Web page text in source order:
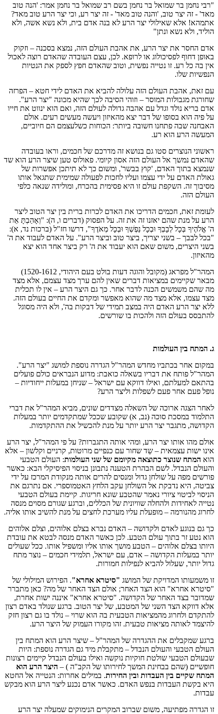
"רבי נחמן בר שמואל בר נחמן בשם רב שמואל בר נחמן אמר: 'הנה טוב
מאד' - זה יצר טוב, 'והנה טוב מאד' - זה יצר רע, וכי יצר הרע טוב מאד?
אתמהא! אלא שאילולי יצר הרע לא בנה אדם בית, ולא נשא אשה, ולא
הוליד, ולא נשא ונתן"
אדם החסר את יצר הרע, את אהבת העולם הזה, נמצא בסכנה – וזקוק
באופן דחוף לפסיכולוג או לרופא. לכן, עצם העובדה שהאדם רוצה לאכול
אין בה כל רע. זו נטייה נפשית, וטוב שהאדם חפץ לספק את הנטיות
הנפשיות שלו.
עם זאת, אהבת העולם הזה עלולה להביא את האדם לידי חטא – הפרזה
שחורגת מגבולות המוסר – וזוהי הסיבה לכך שהיא מכונה "יצר הרע".
אדם בריא נולד וגדל עם אהבה גדולה לעולם הזה, ואם הוא ינווט את חייו
על פיה הוא בסופו של דבר יצא מהאיזון ויעשה מעשים רעים. אולם
האבחנה שבה פתחנו חשובה ביותר: הכוחות כשלעצמם הם חיוביים,
המעשה הרע הוא רע.
ראשוני הנוצרים סטו גם בנושא זה מדרכם של חכמים, וראו בעובדה
שהאדם נמשך אל העולם הזה אסון קיומי. פאולוס טען שיצר הרע הוא שד
שנמצא בתוך האדם, 'קוץ בבשר', ומשום כך לא תיתכן אפשרות של
גאולת האדם על ידי עצמו ועליו לחכות לפעולה שמימית שתגאל אותו
מסיבוך זה. השקפת עולם זו היא פסימית בהכרח, ומולידה שנאה כלפי
העולם הזה.
לעומת זאת, חכמים הדריכו את האדם לכרות ברית בין יצר הטוב ליצר
הרע על מנת שהם יאזנו זה את זה. על הפסוק (דברים ו, ה): "וְאָהַבְתָּ אֵת
ה' אֱלֹהֶיךָ בְּכָל לְבָבְךָ וּבְכָל נַפְשְׁךָ וּבְכָל מְאֹדֶךָ", דרשו חז"ל (ברכות נד, א):
"בכל לבבך – בשני יצריך, ביצר טוב וביצר הרע". על האדם לעבוד את ה'
בשני היצרים, משום שאם הוא יעבוד את ה' רק ביצר אחד הוא יצא
מהאיזון.
המהר"ל מפראג (מקובל והוגה דעות בולט בעם היהודי, 1520-1612)
מבאר שקיימים במציאות דברים שאין להם ערך מצד עצמם, אלא מצד
מה שהם משמשים הכנה לדבר אחר. כך גם היצר הרע – אין לו תכלית
מצד עצמו, אלא מצד מה שהוא מאפשר ומקדם את החיים בעולם הזה.
ללא יצר הרע האדם היה במצב תמידי של דבקות בה', ולא היה מסוגל
להתבסס בעולם הזה ולהכות בו שורשים.
ג. המתח בין העולמות
במקום אחר בכתביו מחדש המהר"ל הגדרה נוספת למושג "יצר הרע".
המהר"ל פותח את דבריו בשאלה כואבת: מדוע הנבראים כולם פועלים
בהתאם למעלתם, ואילו דווקא עם ישראל – שניחן במעלות ייחודיות –
נופל פעם אחר פעם לשפלות וליצר הרע?
לאחר הצגה ארוכה של השאלה מצדדים שונים, מביא המהר"ל את דברי
התלמוד במסכת סוכה (נב, א) שקובע שככל שמתקדמים יותר במעלות
הקדושה, מתגבר יצר הרע יותר על מנת להכשיל את ההתקדמות.
אולם מהו אותו יצר הרע, ומהי אותה התגברות? על פי המהר"ל, יצר הרע
אינו ישות עצמאית – שֵד שחור עם כנפיים מרוטות, קרניים וקלשון – אלא
הוא המתח שנוצר כתוצאה מקיומם של שני העולמות: העולם הטבעי
והעולם הנבדל. לשם הבהרת הטענה נתבונן בניסוי הפיסיקלי הבא: כאשר
פורשים מפה על שולחן גדול ומנסים להרים אותה מנקודת המרכז על ידי
צביטה, היא נדבקת אל השולחן עקב הלחץ האטמוספרי. אם נתרגם את
הניסוי לביטוי ציורי נאמר שהטבע שונא חריגות. קיימת בעולם הטבעי
נטייה לאחידות ולהחלה שוויונית של הכללים, וברגע שגורם מסוים מנסה
לחרוג מהנורמה – מופעלת עליו מערכת לחצים על מנת להשיב אותו אליה.
כך גם בנוגע לאדם ולקדושה – האדם נברא בצלם אלוהים, וצלם אלוהים
הוא נטע זר בתוך עולם הטבע. לכן כאשר האדם מנסה לבטא את עובדת
היותו בצלם אלוהים – הטבע מושך אותו אליו ומשפיל אותו. ככל שעולים
יותר במעלות הקדושה – אדם, עם ישראל, תלמידי חכמים – נוצר מתח
גדול יותר, שעלול להביא לנפילות חמורות.
זו משמעותו המדויקת של המושג "סיטרא אחרא". הפירוש המילולי של
"סיטרא אחרא" הוא הצד האחר; אולם הצד האחר של מה? כאן מתברר
שמדובר בצד האחר של הקדושה. "סיטרא אחרא" איננה ישות אחרת,
אלא דווקא הצד השני של המטבע, של יצר הטוב. ברגע שנולד באדם רצון
להתקדם ולחרוג מהמציאות הטבעית בה הוא שרוי – נולד בו גם רצון חזק
להיצמד לאותה מציאות טבעית. זהו מקורו העמוק של היצר הרע.
ברגע שמקבלים את ההגדרה של המהר"ל – שיצר הרע הוא המתח בין
העולם הטבעי והעולם הנבדל – מתקבלת מיד גם הגדרה נוספת: היות
שבעולם הטבעי שולטת חוקיות נוקשה ואילו בעולם הנבדל קיימים רצונות
חופשיים (שהם בבחינת המשך לחירותו של הקב"ה ) – היצר הרע הוא
המתח שקיים בין העבדות ובין החירות. במילים אחרות: הנטייה אל החטא
היא בקשת העבדות בנפש האדם. כאשר אדם נכנע ליצר הרע הוא מבקש
עבדות.
זו הגדרה מפתיעה, משום שברוב המקרים הנימוקים שמעלה יצר הרע